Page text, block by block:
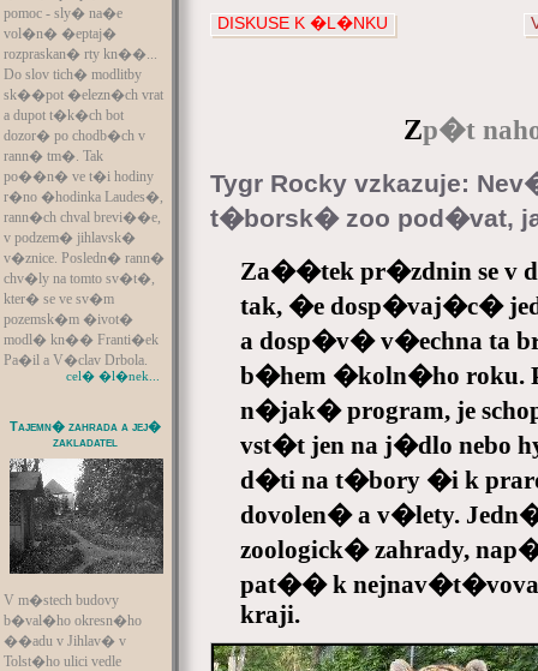
pomoc - sly� na�e
vol�n� �eptaj�
rozpraskan� rty kn��...
Do slov tich� modlitby
sk��pot �elezn�ch vrat
a dupot t�k�ch bot
dozor� po chodb�ch v
rann� tm�. Tak
po��n� ve t�i hodiny
r�no �hodinka Laudes�,
rann�ch chval brevi��e,
v podzem� jihlavsk�
v�znice. Posledn� rann�
chv�ly na tomto sv�t�,
kter� se ve sv�m
pozemsk�m �ivot�
modl� kn�� Franti�ek
Pa�il a V�clav Drbola.
cel� �l�nek...
Tajemn� zahrada a jej�
zakladatel
V m�stech budovy
b�val�ho okresn�ho
��adu v Jihlav� v
Tolst�ho ulici vedle
DISKUSE K �L�NKU
Zp�t
Tygr Rocky vzkazuje:
t�borsk� zoo pod�vat,
Za��tek pr�zdnin se v
tak, �e dosp�vaj�c�
a dosp�v� v�echna
b�hem �koln�ho roku.
n�jak� program, je
vst�t jen na j�dlo nebo
d�ti na t�bory �i k
dovolen� a v�lety.
zoologick� zahrady,
pat�� k
kraji.